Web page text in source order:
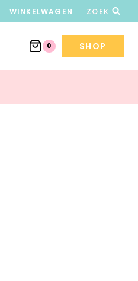
WINKELWAGEN ZOEK
0 SHOP